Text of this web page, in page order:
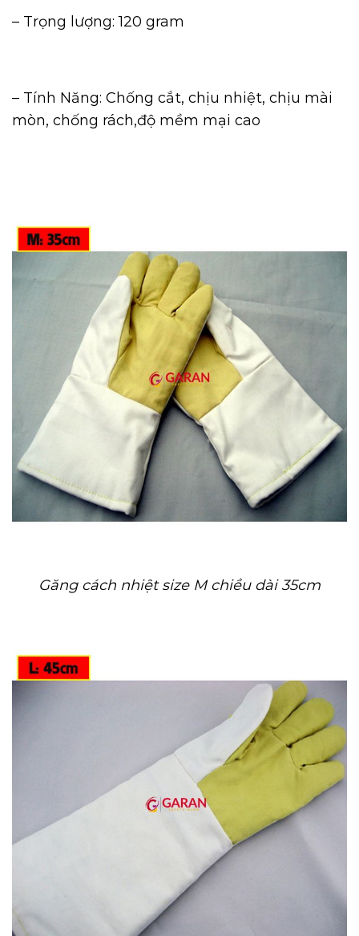
– Trọng lượng: 120 gram
– Tính Năng: Chống cắt, chịu nhiệt, chịu mài
mòn, chống rách,độ mềm mại cao
Găng cách nhiệt size M chiều dài 35cm